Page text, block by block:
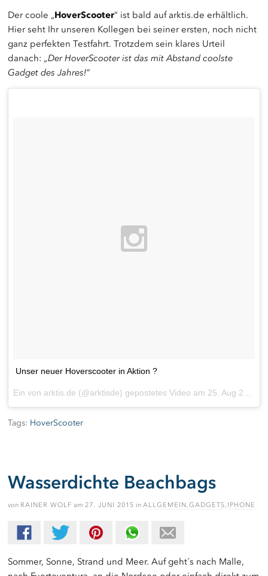
Der coole „HoverScooter“ ist bald auf arktis.de erhältlich.
Hier seht Ihr unseren Kollegen bei seiner ersten, noch nicht
ganz perfekten Testfahrt. Trotzdem sein klares Urteil
danach:„Der HoverScooter ist das mit Abstand coolste
Gadget des Jahres!“
Unser neuer Hoverscooter in Aktion ?
Ein von arktis.de (@arktisde) gepostetes Video am 25. Aug 2015 um 4:29 Uhr
Tags: HoverScooter
Wasserdichte Beachbags
von RAINER WOLF am 27. JUNI 2015 inALLGEMEIN ,GADGETS IPHONE
Sommer, Sonne, Strand und Meer. Auf geht´s nach Malle,